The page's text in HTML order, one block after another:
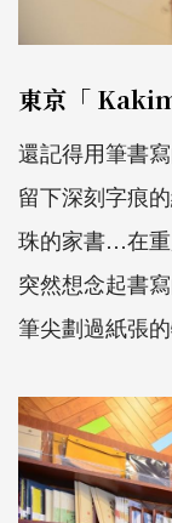
東京「
還記得用筆書
留下深刻字痕
珠的家書…在
突然想念起書
筆尖劃過紙張的